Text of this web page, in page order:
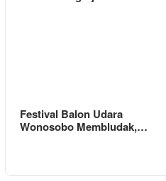
Festival Balon Udara
Wonosobo Membludak,…